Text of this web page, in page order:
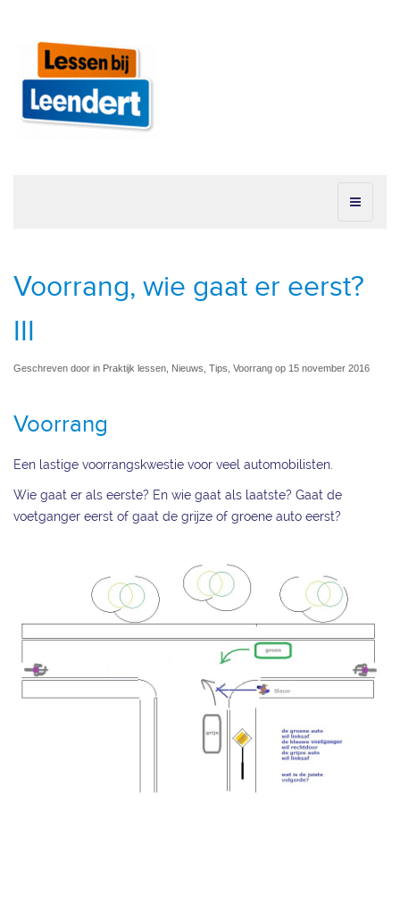
Voorrang, wie gaat er eerst?
III
Geschreven door in Praktijk lessen, Nieuws, Tips, Voorrang op 15 november 2016
Voorrang
Een lastige voorrangskwestie voor veel automobilisten.
Wie gaat er als eerste? En wie gaat als laatste? Gaat de
voetganger eerst of gaat de grijze of groene auto eerst?